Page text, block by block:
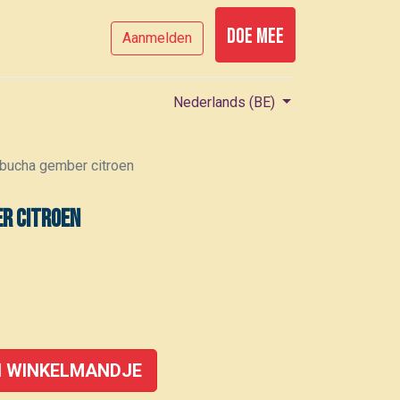
Aanmelden Doe mee
Nederlands (BE)
gember citroen
citroen
WINKELMANDJE